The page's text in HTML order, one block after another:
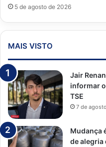
5 de agosto de 2026
MAIS VISTO
Jair
informar
TSE
7 de
Mudança
de alegria